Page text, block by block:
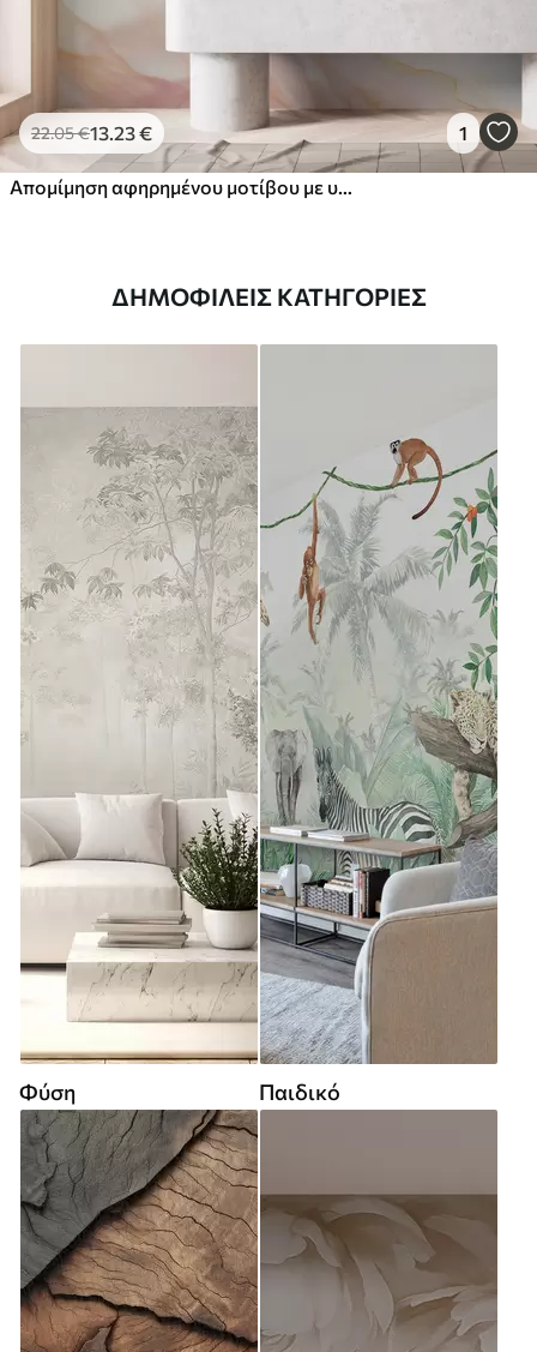
22.05€13.23€ 1
Απομίμηση αφηρημένου μοτίβου με υφή μαρμάρου σε αποχρώσεις του ροζ και του κίτρινου
ΔΗΜΟΦΙΛΕΊΣ ΚΑΤΗΓΟΡΊΕΣ
Φύση Παιδικό